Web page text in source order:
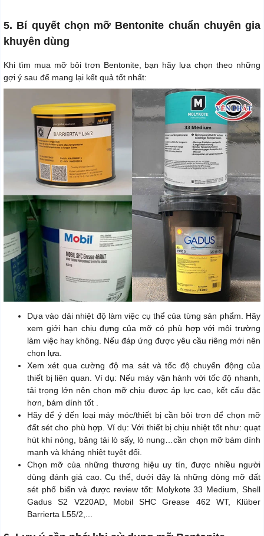
5. Bí quyết chọn mỡ Bentonite chuẩn chuyên gia
khuyên dùng
Khi tìm mua mỡ bôi trơn Bentonite, bạn hãy lựa chọn theo những
gợi ý sau để mang lại kết quả tốt nhất:
Dựa vào dải nhiệt độ làm việc cụ thể của từng sản phẩm. Hãy
xem giới hạn chịu đựng của mỡ có phù hợp với môi trường
làm việc hay không. Nếu đáp ứng được yêu cầu riêng mới nên
chọn lựa.
Xem xét qua cường độ ma sát và tốc độ chuyển động của
thiết bị liên quan. Ví dụ: Nếu máy vận hành với tốc độ nhanh,
tải trọng lớn nên chọn mỡ chịu được áp lực cao, kết cấu đặc
hơn, bám dính tốt .
Hãy để ý đến loại máy móc/thiết bị cần bôi trơn để chọn mỡ
đất sét cho phù hợp. Ví dụ: Với thiết bị chịu nhiệt tốt như: quạt
hút khí nóng, băng tải lò sấy, lò nung…cần chọn mỡ bám dính
mạnh và kháng nhiệt tuyệt đối.
Chọn mỡ của những thương hiệu uy tín, được nhiều người
dùng đánh giá cao. Cụ thể, dưới đây là những dòng mỡ đất
sét phổ biến và được review tốt: Molykote 33 Medium, Shell
Gadus S2 V220AD, Mobil SHC Grease 462 WT, Klüber
Barrierta L55/2,...